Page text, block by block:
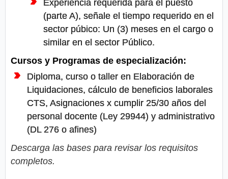
Experiencia requerida para el puesto
(parte A), señale el tiempo requerido en el
sector púbico: Un (3) meses en el cargo o
similar en el sector Público.
Cursos y Programas de especialización:
Diploma, curso o taller en Elaboración de
Liquidaciones, cálculo de beneficios laborales
CTS, Asignaciones x cumplir 25/30 años del
personal docente (Ley 29944) y administrativo
(DL 276 o afines)
Descarga las bases para revisar los requisitos
completos.